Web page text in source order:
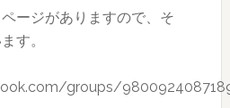
ージがありますので、そ
す。
groups/